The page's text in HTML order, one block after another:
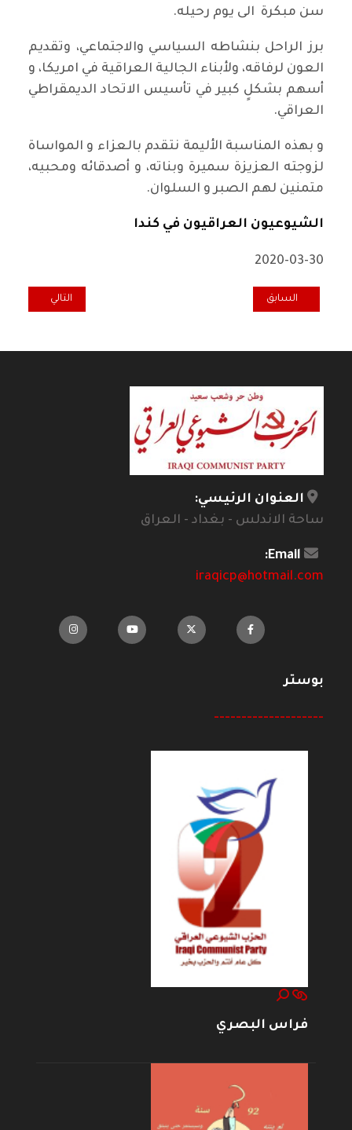
سن مبكرة الى يوم رحيله.
برز الراحل بنشاطه السياسي والاجتماعي، وتقديم
العون لرفاقه، ولأبناء الجالية العراقية في امريكا، و
أسهم بشكلٍ كبير في تأسيس الاتحاد الديمقراطي
العراقي.
و بهذه المناسبة الأليمة نتقدم بالعزاء و المواساة
لزوجته العزيزة سميرة وبناته، و أصدقائه ومحبيه،
متمنين لهم الصبر و السلوان.
الشيوعيون العراقيون في كندا
2020-03-30
المقال السابق: نداء منظمة الحزب الشيوعي العراقي في السويد للجالية
السابق المقال التالي:
التالي
العنوان الرئيسي:
ساحة الاندلس - بغداد - العراق
Email:
iraqicp@hotmail.com
بوستر
--------------------
فراس البصري